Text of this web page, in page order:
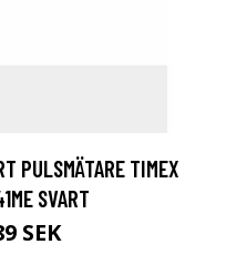
PULSMÄTARE TIMEX
SVART
SEK